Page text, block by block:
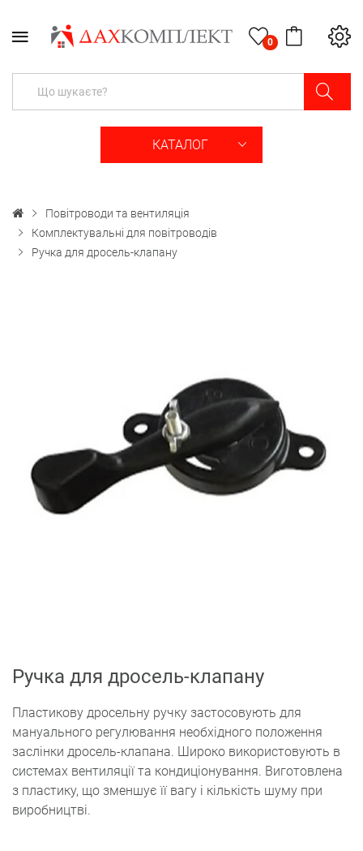
0
КАТАЛОГ
Повітроводи та вентиляція
Комплектувальні для повітроводів
Ручка для дросель-клапану
Ручка для дросель-клапану
Пластикову дросельну ручку застосовують для
мануального регулювання необхідного положення
заслінки дросель-клапана. Широко використовують в
системах вентиляції та кондиціонування. Виготовлена
з пластику, що зменшує її вагу і кількість шуму при
виробництві.